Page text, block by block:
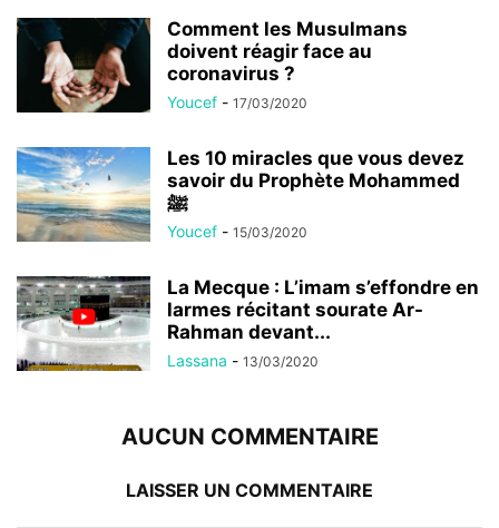
Comment les Musulmans
doivent réagir face au
coronavirus ?
Youcef - 17/03/2020
Les 10 miracles que vous devez
savoir du Prophète Mohammed
ﷺ
Youcef - 15/03/2020
La Mecque : L’imam s’effondre en
larmes récitant sourate Ar-
Rahman devant...
Lassana - 13/03/2020
AUCUN COMMENTAIRE
LAISSER UN COMMENTAIRE